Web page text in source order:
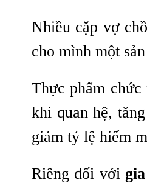
Nhiều cặp vợ
cho mình một
Thực phẩm chức
khi quan hệ,
giảm tỷ lệ hiếm
Riêng đối với g